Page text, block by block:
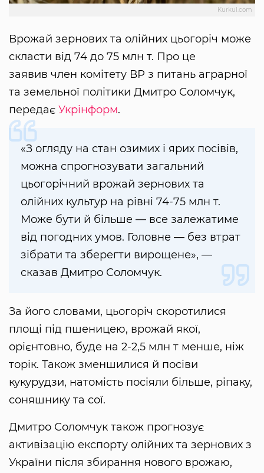
Kurkul.com
Врожай зернових та олійних цьогоріч може
скласти від 74 до 75 млн т. Про це
заявив член комітету ВР з питань аграрної
та земельної політики Дмитро Соломчук,
передає Укрінформ.
«З огляду на стан озимих і ярих посівів,
можна спрогнозувати загальний
цьогорічний врожай зернових та
олійних культур на рівні 74-75 млн т.
Може бути й більше — все залежатиме
від погодних умов. Головне — без втрат
зібрати та зберегти вирощене», —
сказав Дмитро Соломчук.
За його словами, цьогоріч скоротилися
площі під пшеницею, врожай якої,
орієнтовно, буде на 2-2,5 млн т менше, ніж
торік. Також зменшилися й посіви
кукурудзи, натомість посіяли більше, ріпаку,
соняшнику та сої.
Дмитро Соломчук також прогнозує
активізацію експорту олійних та зернових з
України після збирання нового врожаю,